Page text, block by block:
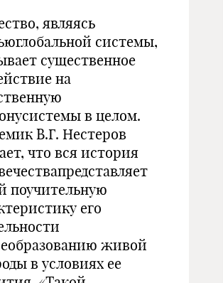
являясь
системы,
существенное
на
в целом.
В.Г. Нестеров
что вся история
поучительную
его
живой
в условиях ее